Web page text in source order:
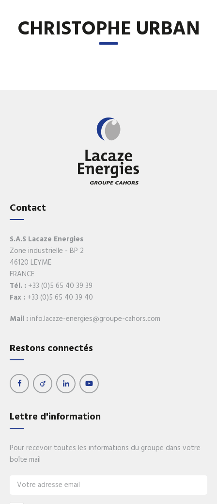
CHRISTOPHE URBAN
Contact
S.A.S Lacaze Energies
Zone industrielle - BP 2
46120 LEYME
FRANCE
Tél. :+33 (0)5 65 40 39 39
Fax :+33 (0)5 65 40 39 40
Mail : info.lacaze-energies@groupe-cahors.com
Restons connectés
Lettre d'information
Pour recevoir toutes les informations du groupe dans votre
boîte mail